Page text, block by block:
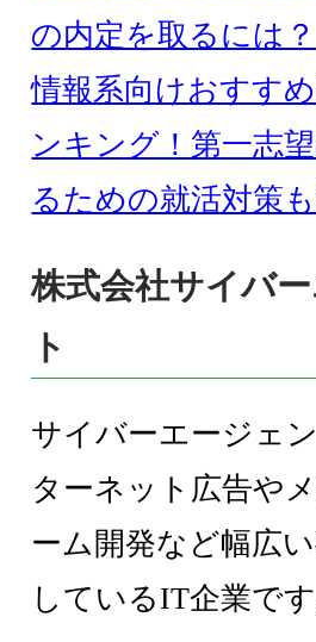
の内定を取るには？
情報系向けおすす
ンキング！第一志
るための就活対策
株式会社サイバ
ト
サイバーエージェ
ターネット広告や
ーム開発など幅広
しているIT企業です